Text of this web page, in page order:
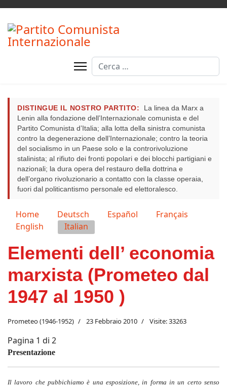
Cerca
DISTINGUE IL NOSTRO PARTITO:
La linea da Marx a
Lenin alla fondazione dell’Internazionale comunista e del
Partito Comunista d’Italia; alla lotta della sinistra comunista
contro la degenerazione dell’Internazionale; contro la teoria
del socialismo in un Paese solo e la controrivoluzione
stalinista; al rifiuto dei fronti popolari e dei blocchi partigiani e
nazionali; la dura opera del restauro della dottrina e
dell’organo rivoluzionario a contatto con la classe operaia,
fuori dal politicantismo personale ed elettoralesco.
Seleziona la tua lingua
Home Deutsch Español
Français
English
Italian
Elementi dell’ economia
marxista (Prometeo dal
1947 al 1950 )
Prometeo (1946-1952) 23 Febbraio 2010 Visite: 33263
Pagina 1 di 2
Presentazione
Il lavoro che pubbichiamo è una esposizione, in forma in un certo senso